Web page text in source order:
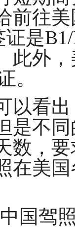
前往
是
此外
。
以看
是不
数，
在美
中国驾